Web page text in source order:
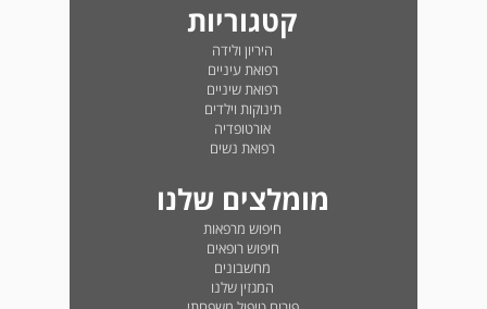
קטגוריות
היריון ולידה
רפואת עיניים
רפואת שיניים
תינוקות וילדים
אורטופדיה
רפואת נשים
מומלצים שלנו
חיפוש מרפאות
חיפוש רופאים
מחשבונים
המגזין שלנו